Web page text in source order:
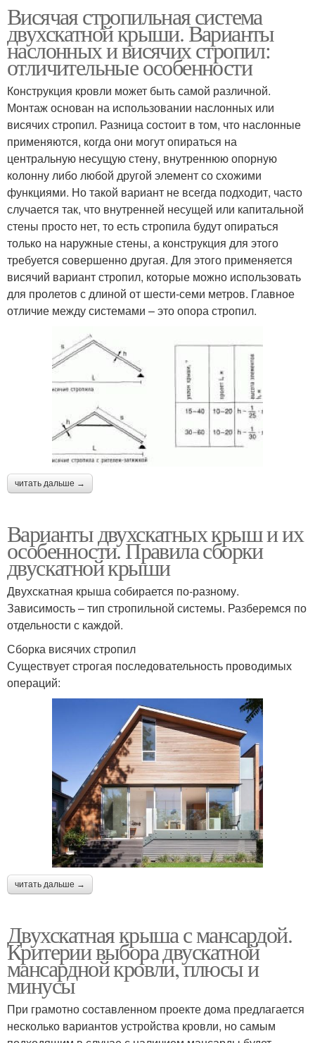
Висячая стропильная система
двухскатной крыши. Варианты
наслонных и висячих стропил:
отличительные особенности
Конструкция кровли может быть самой различной.
Монтаж основан на использовании наслонных или
висячих стропил. Разница состоит в том, что наслонные
применяются, когда они могут опираться на
центральную несущую стену, внутреннюю опорную
колонну либо любой другой элемент со схожими
функциями. Но такой вариант не всегда подходит, часто
случается так, что внутренней несущей или капитальной
стены просто нет, то есть стропила будут опираться
только на наружные стены, а конструкция для этого
требуется совершенно другая. Для этого применяется
висячий вариант стропил, которые можно использовать
для пролетов с длиной от шести-семи метров. Главное
отличие между системами – это опора стропил.
читать дальше →
Варианты двухскатных крыш и их
особенности. Правила сборки
двускатной крыши
Двухскатная крыша собирается по-разному.
Зависимость – тип стропильной системы. Разберемся по
отдельности с каждой.
Сборка висячих стропил
Существует строгая последовательность проводимых
операций:
читать дальше →
Двухскатная крыша с мансардой.
Критерии выбора двускатной
мансардной кровли, плюсы и
минусы
При грамотно составленном проекте дома предлагается
несколько вариантов устройства кровли, но самым